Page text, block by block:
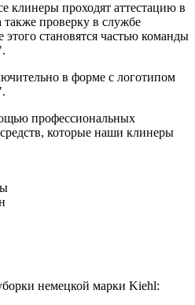
клинеры проходят аттестацию в
проверку в службе
этого становятся частью команды
в форме с логотипом
профессиональных
которые наши клинеры
немецкой марки Kiehl: